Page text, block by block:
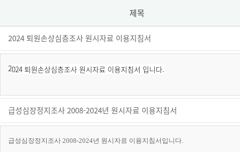
제목
2024 퇴원손상심층조사 원시자료 이용지침서
2024 퇴원손상심층조사 원시자료 이용지침서 입니다.
급성심장정지조사 2008-2024년 원시자료 이용지침서
급성심장정지조사 2008-2024년 원시자료 이용지침서입니다.